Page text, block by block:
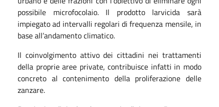
possibile microfocolaio. Il prodotto larvicida sarà
impiegato ad intervalli regolari di frequenza mensile, in
base all’andamento climatico.
Il coinvolgimento attivo dei cittadini nei trattamenti
della proprie aree private, contribuisce infatti in modo
concreto al contenimento della proliferazione delle
zanzare.